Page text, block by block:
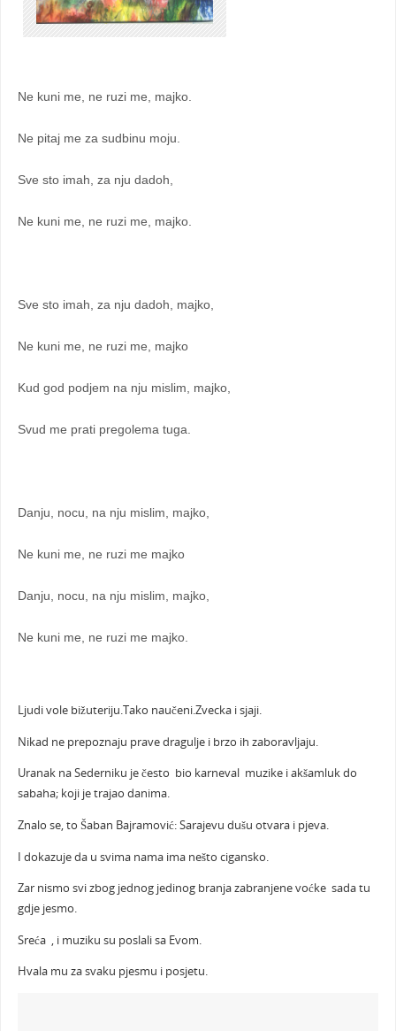
Ne kuni me, ne ruzi me, majko.
Ne pitaj me za sudbinu moju.
Sve sto imah, za nju dadoh,
Ne kuni me, ne ruzi me, majko.
Sve sto imah, za nju dadoh, majko,
Ne kuni me, ne ruzi me, majko
Kud god podjem na nju mislim, majko,
Svud me prati pregolema tuga.
Danju, nocu, na nju mislim, majko,
Ne kuni me, ne ruzi me majko
Danju, nocu, na nju mislim, majko,
Ne kuni me, ne ruzi me majko.
Ljudi vole bižuteriju.Tako naučeni.Zvecka i sjaji.
Nikad ne prepoznaju prave dragulje i brzo ih zaboravljaju.
Uranak na Sederniku je često bio karneval muzike i akšamluk do
sabaha; koji je trajao danima.
Znalo se, to Šaban Bajramović: Sarajevu dušu otvara i pjeva.
I dokazuje da u svima nama ima nešto cigansko.
Zar nismo svi zbog jednog jedinog branja zabranjene voćke sada tu
gdje jesmo.
Sreća , i muziku su poslali sa Evom.
Hvala mu za svaku pjesmu i posjetu.